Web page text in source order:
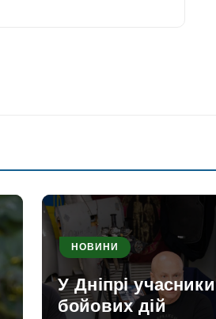
НОВИНИ
У Дніпрі учасники
бойових дій